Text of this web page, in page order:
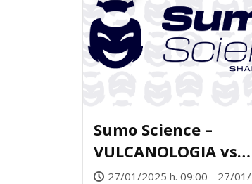
Sumo Science –
VULCANOLOGIA vs
ASTROFISICA
27/01/2025 h. 09:00 - 27/